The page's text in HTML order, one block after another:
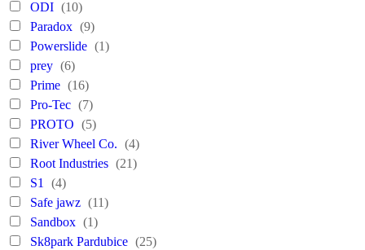
ODI (10)
Paradox (9)
Powerslide (1)
prey (6)
Prime (16)
Pro-Tec (7)
PROTO (5)
River Wheel Co. (4)
Root Industries (21)
S1
(4)
Safe jawz (11)
Sandbox (1)
Sk8park Pardubice (25)